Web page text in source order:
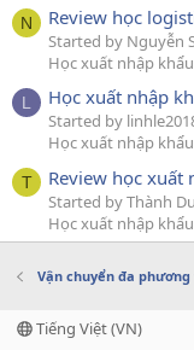
N Review học
Started by Nguyễn
Học xuất nhập
L Học xuất nhập
Started by
Học xuất nhập
T Review học xuất
Started by Thành
Học xuất nhập
Vận chuyển đa
Tiếng Việt (VN)